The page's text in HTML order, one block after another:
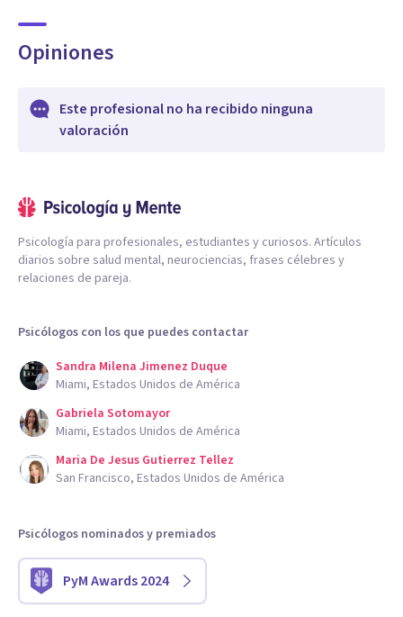
Opiniones
Este profesional no ha recibido ninguna
valoración
Psicología para profesionales, estudiantes y curiosos. Artículos
diarios sobre salud mental, neurociencias, frases célebres y
relaciones de pareja.
Psicólogos con los que puedes contactar
Sandra Milena Jimenez Duque
Miami, Estados Unidos de América
Gabriela Sotomayor
Miami, Estados Unidos de América
Maria De Jesus Gutierrez Tellez
San Francisco, Estados Unidos de América
Psicólogos nominados y premiados
PyM Awards 2024